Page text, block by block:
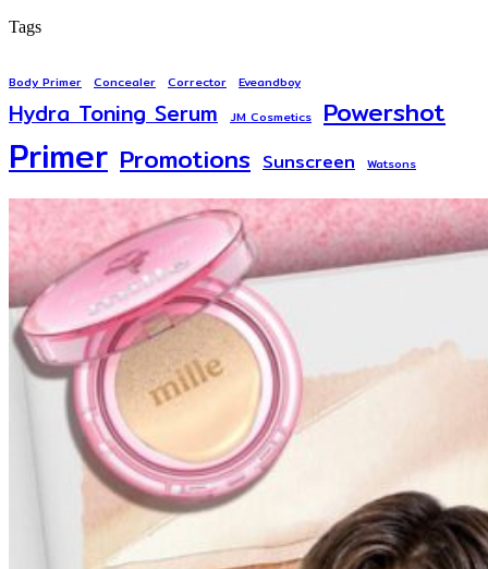
Tags
Body Primer Concealer Corrector Eveandboy
Hydra Toning Serum JM Cosmetics Powershot
Primer Promotions Sunscreen Watsons